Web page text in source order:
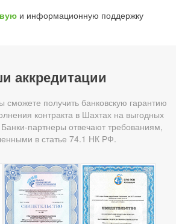
и информационную поддержку
аккредитации
получить банковскую гарантию
контракта в Шахтах на выгодных
партнеры отвечают требованиям,
в статье 74.1 НК РФ.